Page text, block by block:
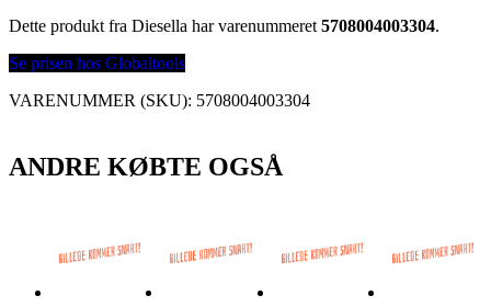
Dette produkt fra Diesella har varenummeret 5708004003304.
Se prisen hos Globaltools
VARENUMMER (SKU): 5708004003304
ANDRE KØBTE OGSÅ